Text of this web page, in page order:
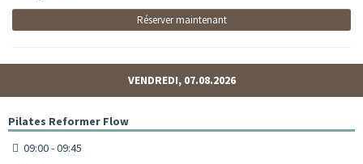
Réserver maintenant
VENDREDI, 07.08.2026
Pilates Reformer Flow
09:00 - 09:45